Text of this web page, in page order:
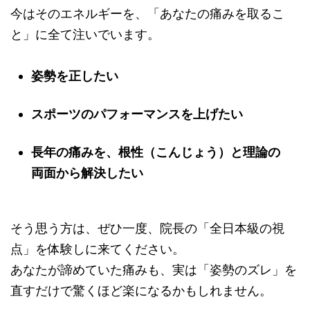
今はそのエネルギーを、「あなたの痛みを取るこ
と」に全て注いでいます。
姿勢を正したい
スポーツのパフォーマンスを上げたい
長年の痛みを、根性（こんじょう）と理論の
両面から解決したい
そう思う方は、ぜひ一度、院長の「全日本級の視
点」を体験しに来てください。
あなたが諦めていた痛みも、実は「姿勢のズレ」を
直すだけで驚くほど楽になるかもしれません。